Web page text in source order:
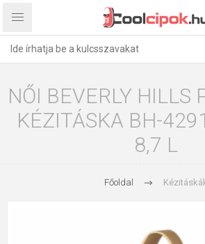
NŐI BEVERLY HILLS
KÉZITÁSKA BH-
8,7 L
Főoldal